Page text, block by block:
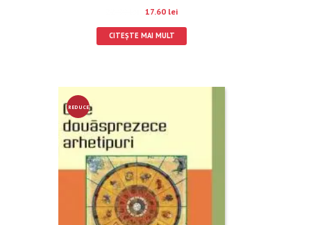
17.60 lei
CITEȘTE MAI MULT
REDUCE